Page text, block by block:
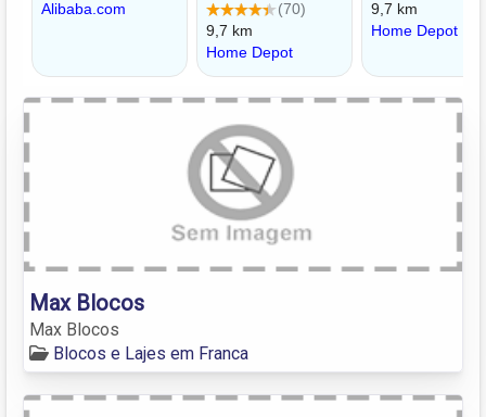
Max Blocos
Max Blocos
Blocos e Lajes em Franca